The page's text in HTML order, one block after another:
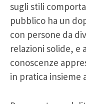
sugli stili
pubblico ha un
con persone da
relazioni solide, e
conoscenze
in pratica insieme